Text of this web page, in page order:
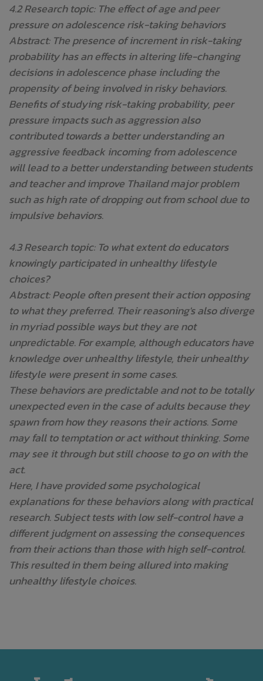
4.2 Research topic: The effect of age and peer
pressure on adolescence risk-taking behaviors
Abstract: The presence of increment in risk-taking
probability has an effects in altering life-changing
decisions in adolescence phase including the
propensity of being involved in risky behaviors.
Benefits of studying risk-taking probability, peer
pressure impacts such as aggression also
contributed towards a better understanding an
aggressive feedback incoming from adolescence
will lead to a better understanding between students
and teacher and improve Thailand major problem
such as high rate of dropping out from school due to
impulsive behaviors.
4.3 Research topic: To what extent do educators
knowingly participated in unhealthy lifestyle
choices?
Abstract: People often present their action opposing
to what they preferred. Their reasoning's also diverge
in myriad possible ways but they are not
unpredictable. For example, although educators have
knowledge over unhealthy lifestyle, their unhealthy
lifestyle were present in some cases.
These behaviors are predictable and not to be totally
unexpected even in the case of adults because they
spawn from how they reasons their actions. Some
may fall to temptation or act without thinking. Some
may see it through but still choose to go on with the
act.
Here, I have provided some psychological
explanations for these behaviors along with practical
research. Subject tests with low self-control have a
different judgment on assessing the consequences
from their actions than those with high self-control.
This resulted in them being allured into making
unhealthy lifestyle choices.